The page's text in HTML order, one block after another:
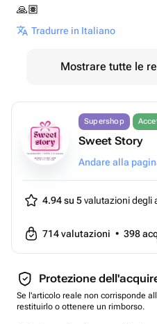
🙏🏽
Tradurre in Italiano
Mostrare tutte le
Supershop
Sweet Story
Andare alla
4.94 su 5valutazioni degli
714valutazioni • 398
Protezione
Se l'articolo reale non corrisponde
restituirlo o ottenere un rimborso.